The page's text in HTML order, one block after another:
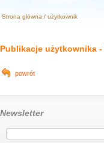
Strona główna / użytkownik
Publikacje użytkownika -
powrót
Newsletter